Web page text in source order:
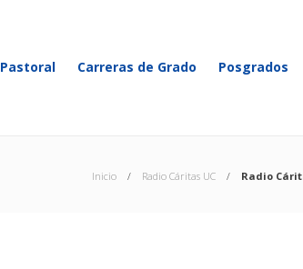
Pastoral Carreras de Grado Posgrados
Inicio Radio Cáritas UC Radio